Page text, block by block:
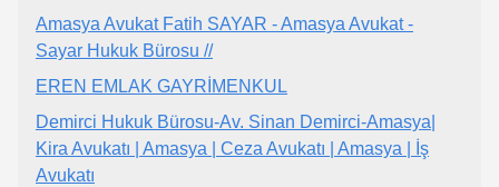
Amasya Avukat Fatih SAYAR - Amasya Avukat -
Sayar Hukuk Bürosu //
EREN EMLAK GAYRİMENKUL
Demirci Hukuk Bürosu-Av. Sinan Demirci-Amasya|
Kira Avukatı | Amasya | Ceza Avukatı | Amasya | İş
Avukatı